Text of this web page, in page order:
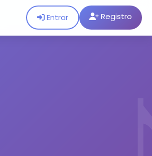
Entrar Registro